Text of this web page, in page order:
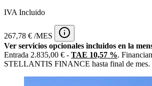
IVA Incluido
267,78 € /MES
Ver servicios opcionales incluidos en la
Entrada 2.835,00 € - TAE 10,57 %.
STELLANTIS FINANCE hasta final de mes.